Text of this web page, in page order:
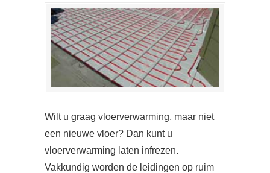
Wilt u graag vloerverwarming, maar niet
een nieuwe vloer? Dan kunt u
vloerverwarming laten infrezen.
Vakkundig worden de leidingen op ruim